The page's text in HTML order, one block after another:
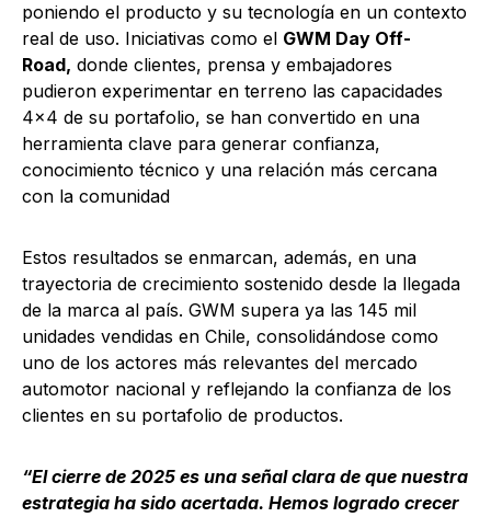
poniendo el producto y su tecnología en un contexto
real de uso. Iniciativas como el GWM Day Off-
Road, donde clientes, prensa y embajadores
pudieron experimentar en terreno las capacidades
4×4 de su portafolio, se han convertido en una
herramienta clave para generar confianza,
conocimiento técnico y una relación más cercana
con la comunidad
Estos resultados se enmarcan, además, en una
trayectoria de crecimiento sostenido desde la llegada
de la marca al país. GWM supera ya las 145 mil
unidades vendidas en Chile, consolidándose como
uno de los actores más relevantes del mercado
automotor nacional y reflejando la confianza de los
clientes en su portafolio de productos.
“El cierre de 2025 es una señal clara de que nuestra
estrategia ha sido acertada. Hemos logrado crecer